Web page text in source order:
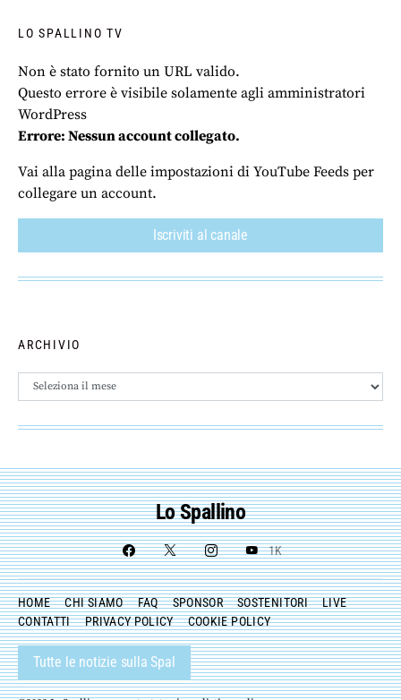
LO SPALLINO TV
Non è stato fornito un URL valido.
Questo errore è visibile solamente agli amministratori
WordPress
Errore: Nessun account collegato.
Vai alla pagina delle impostazioni di YouTube Feeds per
collegare un account.
Iscriviti al canale
ARCHIVIO
Archivio
Lo Spallino
1K
HOME CHI SIAMO FAQ SPONSOR SOSTENITORI
LIVE
CONTATTI
PRIVACY POLICY COOKIE POLICY
Tutte le notizie sulla Spal